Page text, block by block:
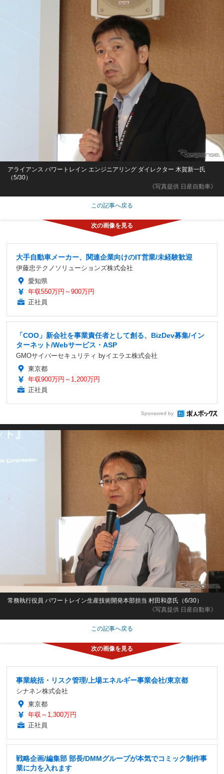
《写真提供 日産自動車》
アライアンス パワートレイン エンジニアリング ダイレクター 木賀新一氏
（5/30）
この記事へ戻る
大手自動車メーカー、関連企業向けのIT営業/未経験歓迎
伊藤忠テクノソリューションズ株式会社
愛知県
年収550万円～900万円
正社員
「COO」新会社を事業責任者として創る、BizDev募集/イン
ターネット/Webサービス・ASP
GMOサイバーセキュリティ byイエラエ株式会社
東京都
年収900万円～1,200万円
正社員
Sponsored by
《写真提供 日産自動車》
常務執行役員 パワートレイン生産技術開発本部担当 村田和彦氏（6/30）
この記事へ戻る
事業統括・リスク管理/上場エネルギー事業会社/東京都
シナネン株式会社
東京都
年収～1,300万円
正社員
戦略企画/編集部 部長/DMMグループが本気でコミック制作事
業に力を入れます